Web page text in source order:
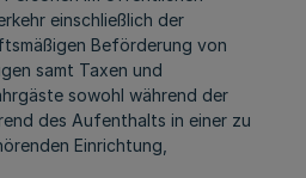
einschließlich der
Beförderung von
samt Taxen und
sowohl während der
des Aufenthalts in einer zu
Einrichtung,